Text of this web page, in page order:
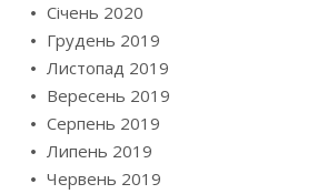
Січень 2020
Грудень 2019
Листопад 2019
Вересень 2019
Серпень 2019
Липень 2019
Червень 2019